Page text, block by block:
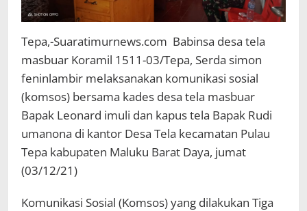
Tepa,-Suaratimurnews.com Babinsa desa tela
masbuar Koramil 1511-03/Tepa, Serda simon
feninlambir melaksanakan komunikasi sosial
(komsos) bersama kades desa tela masbuar
Bapak Leonard imuli dan kapus tela Bapak Rudi
umanona di kantor Desa Tela kecamatan Pulau
Tepa kabupaten Maluku Barat Daya, jumat
(03/12/21)
Komunikasi Sosial (Komsos) yang dilakukan Tiga